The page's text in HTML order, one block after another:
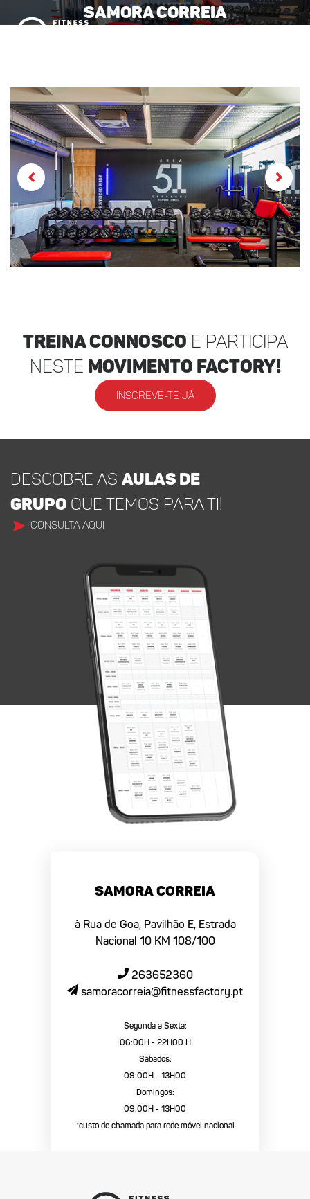
Samora Correia
Treina Connosco e participa
neste movimento factory!
INSCREVE-TE JÁ
DESCOBRE AS AULAS DE
GRUPO QUE TEMOS PARA TI!
CONSULTA AQUI
Samora Correia
à Rua de Goa, Pavilhão E, Estrada
Nacional 10 KM 108/100
263652360
samoracorreia@fitnessfactory.pt
Segunda a Sexta:
06:00H - 22H00 H
Sábados:
09:00H - 13H00
Domingos:
09:00H - 13H00
*custo de chamada para rede móvel nacional